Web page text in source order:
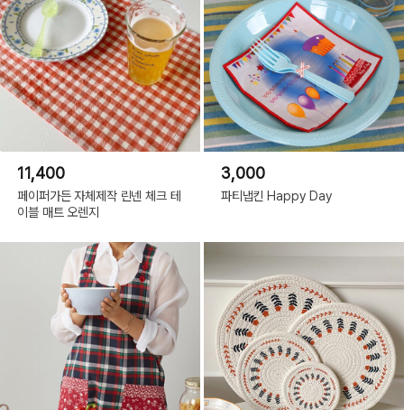
천연섬유특성상(면) 세탁후 약간의 줄어듬이 있을 수 있으며,
이는 자연스러운 현상입니다.
핸드메이드 상품으로 모양이나 크기가 약간 차이날 수 있습니다.
원단에 잡사나 올풀림 혹은 올튕김이 있을 수 있으며
이는 불량이 아님을 참고바랍니다.
무늬가 반듯하지 않고, 실밥 혹은 실뭉치 등이 있을 수 있습니다.
건조기는 사용불가하며, 가볍게 탈수해서 건조해주세요.
세탁 부주의로 인한 제품변형은 교환 및 반품이 불가합니다.
원단은 세탁 후 약간 수축될 수 있으며, 이는 자연스러운 현상입니다.
원단에 잡사나 올풀림 혹은 올튕김이 있을 수 있으며
이는 불량이 아님을 참고바랍니다.
이는 모두 제작시 생기는 자연스러운 현상으로 상품 불량이 아니며,
이로 인한 교환, 환불은 불가하오니 구매 전 참고바랍니다.
11,400
페이퍼가든 자체제작 린넨 체크 테
이블 매트 오렌지
3,000
파티냅킨 Happy Day